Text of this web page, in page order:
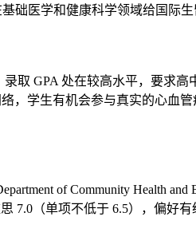
医学和健康科学领域给国际生
取 GPA 处在较高水平，要求
，学生有机会参与真实的心
of Community Health
（单项不低于 6.5），偏好有